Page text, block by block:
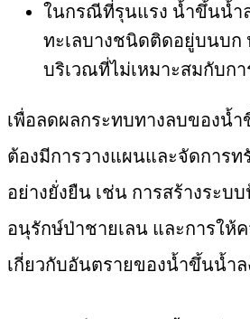
ในกรณีที่รุนแรง น้ำขึ้นน้ำ
ทะเลบางชนิดติดอยู่บนบก
บริเวณที่ไม่เหมาะสมกับก
เพื่อลดผลกระทบทางลบของน้
ต้องมีการวางแผนและจัดการท
อย่างยั่งยืน เช่น การสร้างระบ
อนุรักษ์ป่าชายเลน และการให้
เกี่ยวกับอันตรายของน้ำขึ้นน้ำล